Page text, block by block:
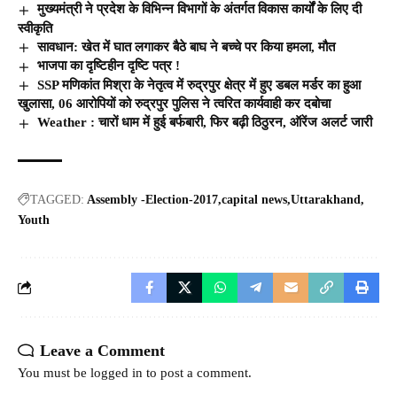
मुख्यमंत्री ने प्रदेश के विभिन्न विभागों के अंतर्गत विकास कार्यों के लिए दी
स्वीकृति
सावधान: खेत में घात लगाकर बैठे बाघ ने बच्चे पर किया हमला, मौत
भाजपा का दृष्टिहीन दृष्टि पत्र !
SSP मणिकांत मिश्रा के नेतृत्व में रुद्रपुर क्षेत्र में हुए डबल मर्डर का हुआ
खुलासा, 06 आरोपियों को रुद्रपुर पुलिस ने त्वरित कार्यवाही कर दबोचा
Weather : चारों धाम में हुई बर्फबारी, फिर बढ़ी ठिठुरन, ऑरेंज अलर्ट जारी
TAGGED: Assembly -Election-2017 capital news Uttarakhand
Youth
Leave a Comment
You must be logged in to post a comment.